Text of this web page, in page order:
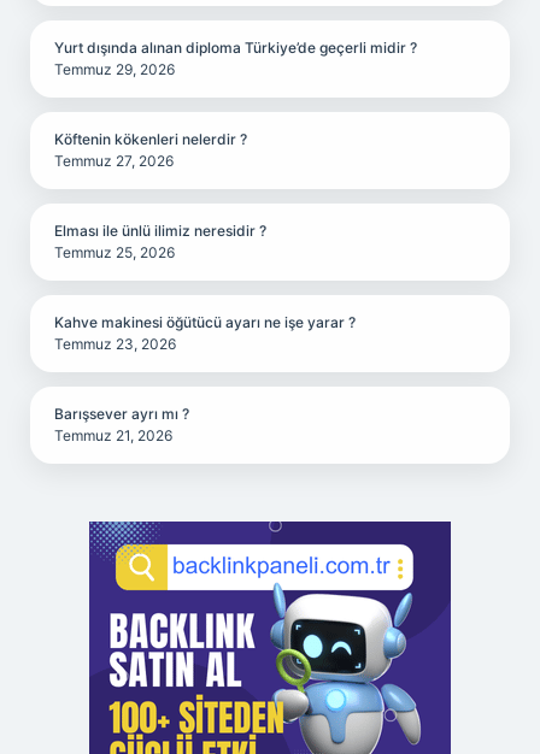
Yurt dışında alınan diploma Türkiye’de geçerli midir ?
Temmuz 29, 2026
Köftenin kökenleri nelerdir ?
Temmuz 27, 2026
Elması ile ünlü ilimiz neresidir ?
Temmuz 25, 2026
Kahve makinesi öğütücü ayarı ne işe yarar ?
Temmuz 23, 2026
Barışsever ayrı mı ?
Temmuz 21, 2026